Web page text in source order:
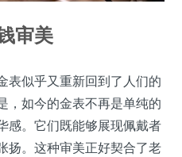
审美
表似乎又重新回到了人们的
，如今的金表不再是单纯的
感。它们既能够展现佩戴者
扬。这种审美正好契合了老